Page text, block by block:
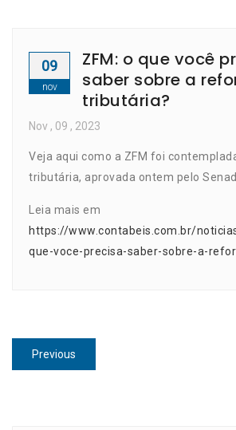
09
nov
ZFM: o que você
saber sobre a
tributária?
Nov , 09 , 2023
Veja aqui como a ZFM foi
tributária, aprovada ontem pelo
Leia mais em
https://www.contabeis.com.br/
que-voce-precisa-saber-sobre-a-
Navegação
de
Previous
post: